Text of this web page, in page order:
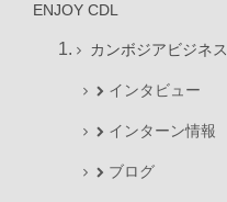
ENJOY CDL
カンボジアビジネス
インタビュー
インターン情報
ブログ